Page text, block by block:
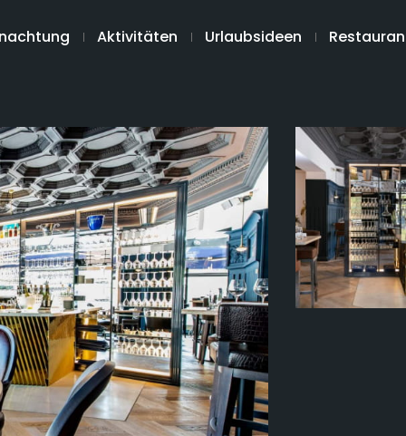
Aktivitäten Urlaubsideen